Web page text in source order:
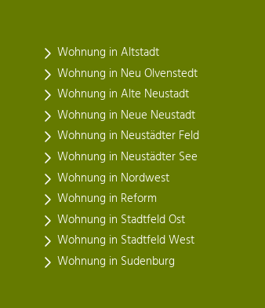
Wohnung in Altstadt
Wohnung in Neu Olvenstedt
Wohnung in Alte Neustadt
Wohnung in Neue Neustadt
Wohnung in Neustädter Feld
Wohnung in Neustädter See
Wohnung in Nordwest
Wohnung in Reform
Wohnung in Stadtfeld Ost
Wohnung in Stadtfeld West
Wohnung in Sudenburg